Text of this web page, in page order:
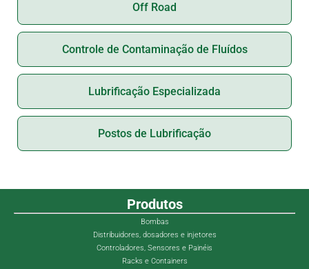
Off Road
Controle de Contaminação de Fluídos
Lubrificação Especializada
Postos de Lubrificação
Produtos
Bombas
Distribuidores, dosadores e injetores
Controladores, Sensores e Painéis
Racks e Containers